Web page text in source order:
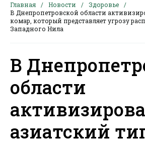
Главная Новости
Здоровье
В Днепропетровской области
комар, который представляет угрозу
Западного Нила
В
области
азиатский